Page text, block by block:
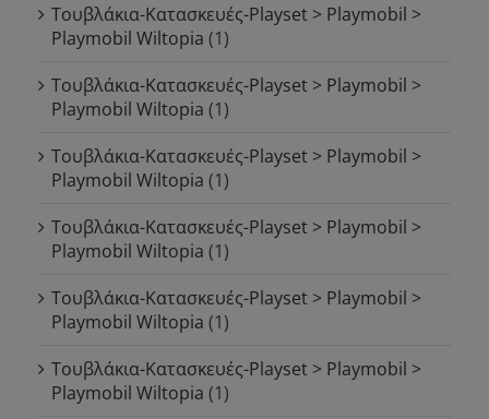
Τουβλάκια-Κατασκευές-Playset > Playmobil >
Playmobil Wiltopia (1)
Τουβλάκια-Κατασκευές-Playset > Playmobil >
Playmobil Wiltopia (1)
Τουβλάκια-Κατασκευές-Playset > Playmobil >
Playmobil Wiltopia (1)
Τουβλάκια-Κατασκευές-Playset > Playmobil >
Playmobil Wiltopia (1)
Τουβλάκια-Κατασκευές-Playset > Playmobil >
Playmobil Wiltopia (1)
Τουβλάκια-Κατασκευές-Playset > Playmobil >
Playmobil Wiltopia (1)